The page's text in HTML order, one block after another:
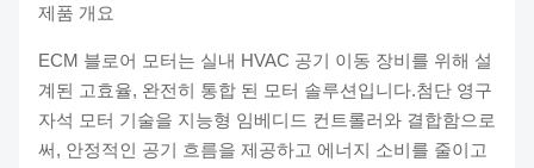
제품 개요
ECM 블로어 모터는 실내 HVAC 공기 이동 장비를 위해 설
계된 고효율, 완전히 통합 된 모터 솔루션입니다.첨단 영구
자석 모터 기술을 지능형 임베디드 컨트롤러와 결합함으로
써, 안정적인 공기 흐름을 제공하고 에너지 소비를 줄이고